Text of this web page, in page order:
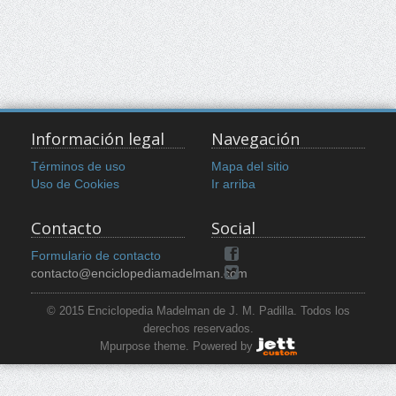
Información legal
Términos de uso
Uso de Cookies
Navegación
Mapa del sitio
Ir arriba
Contacto
Formulario de contacto
contacto@enciclopediamadelman.com
Social
© 2015 Enciclopedia Madelman de J. M. Padilla. Todos los
derechos reservados.
Mpurpose theme. Powered by